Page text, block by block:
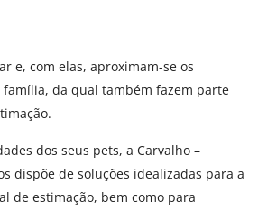
e, com elas, aproximam-se os
família, da qual também fazem parte
dos seus pets, a Carvalho –
dispõe de soluções idealizadas para a
de estimação, bem como para